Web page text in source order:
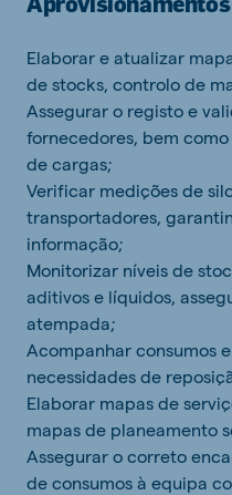
Elaborar e atualizar
de stocks, controlo de
Assegurar o registo e
fornecedores, bem
de cargas;
Verificar medições de
transportadores,
informação;
Monitorizar níveis de
aditivos e líquidos,
atempada;
Acompanhar consumos
necessidades de
Elaborar mapas de
mapas de planeamento
Assegurar o correto
de consumos à equipa